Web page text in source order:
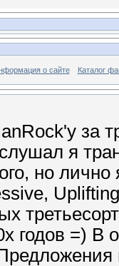
о сайте Каталог
за
я
но лично
годов =)